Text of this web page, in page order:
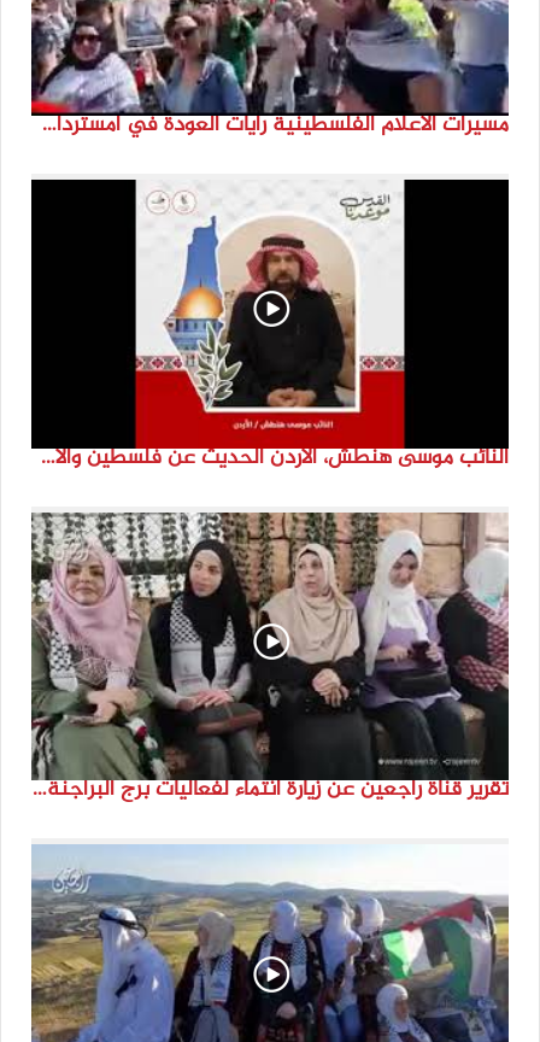
مسيرات الاعلام الفلسطينية رايات العودة في امستردام #النكبة74 #انتماء2022 #القدس_موعدنا
النائب موسى هنطش، الأردن الحديث عن فلسطين والاقصى هو عنصر تحدي من تحديات الأُمة في تاريخها الطويل. #انتماء2022
تقرير قناة راجعين عن زيارة انتماء لفعاليات برج البراجنة اعداد جنى شحرور